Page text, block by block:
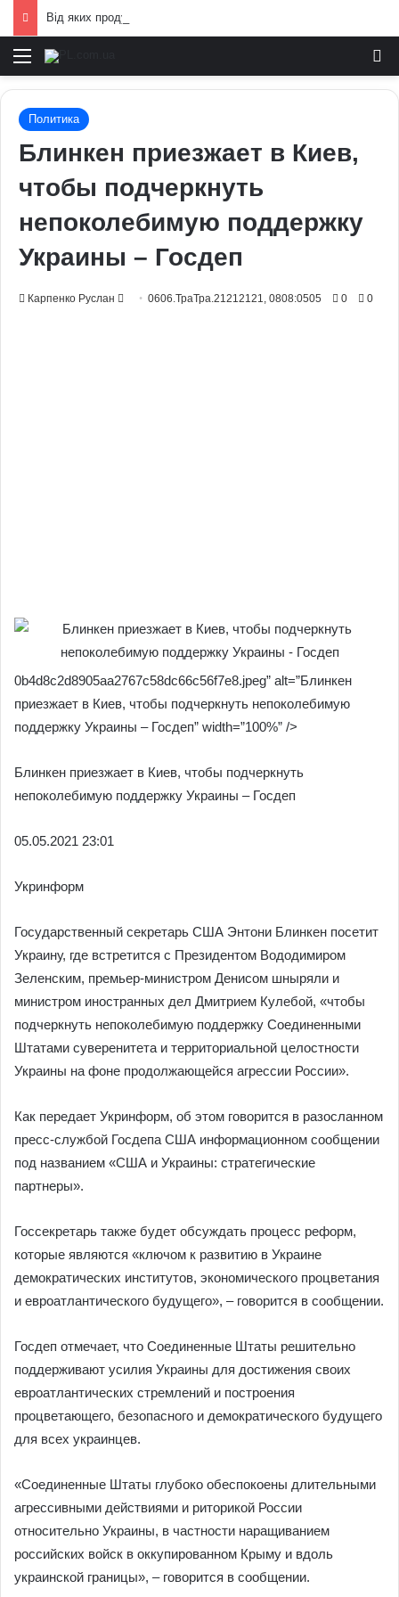
Меню
Политика
Блинкен приезжает в Киев,
чтобы подчеркнуть
непоколебимую поддержку
Украины – Госдеп
Карпенко Руслан
Send0606.ТраТра.21212121, 0808:0505 0 0
0b4d8c2d8905aa2767c58dc66c56f7e8.jpeg” alt=”Блинкен
приезжает в Киев, чтобы подчеркнуть непоколебимую
поддержку Украины – Госдеп” width=”100%” />
Блинкен приезжает в Киев, чтобы подчеркнуть
непоколебимую поддержку Украины – Госдеп
05.05.2021 23:01
Укринформ
Государственный секретарь США Энтони Блинкен посетит
Украину, где встретится с Президентом Вододимиром
Зеленским, премьер-министром Денисом шныряли и
министром иностранных дел Дмитрием Кулебой, «чтобы
подчеркнуть непоколебимую поддержку Соединенными
Штатами суверенитета и территориальной целостности
Украины на фоне продолжающейся агрессии России».
Как передает Укринформ, об этом говорится в разосланном
пресс-службой Госдепа США информационном сообщении
под названием «США и Украины: стратегические
партнеры».
Госсекретарь также будет обсуждать процесс реформ,
которые являются «ключом к развитию в Украине
демократических институтов, экономического процветания
и евроатлантического будущего», – говорится в сообщении.
Госдеп отмечает, что Соединенные Штаты решительно
поддерживают усилия Украины для достижения своих
евроатлантических стремлений и построения
процветающего, безопасного и демократического будущего
для всех украинцев.
«Соединенные Штаты глубоко обеспокоены длительными
агрессивными действиями и риторикой России
относительно Украины, в частности наращиванием
российских войск в оккупированном Крыму и вдоль
украинской границы», – говорится в сообщении.